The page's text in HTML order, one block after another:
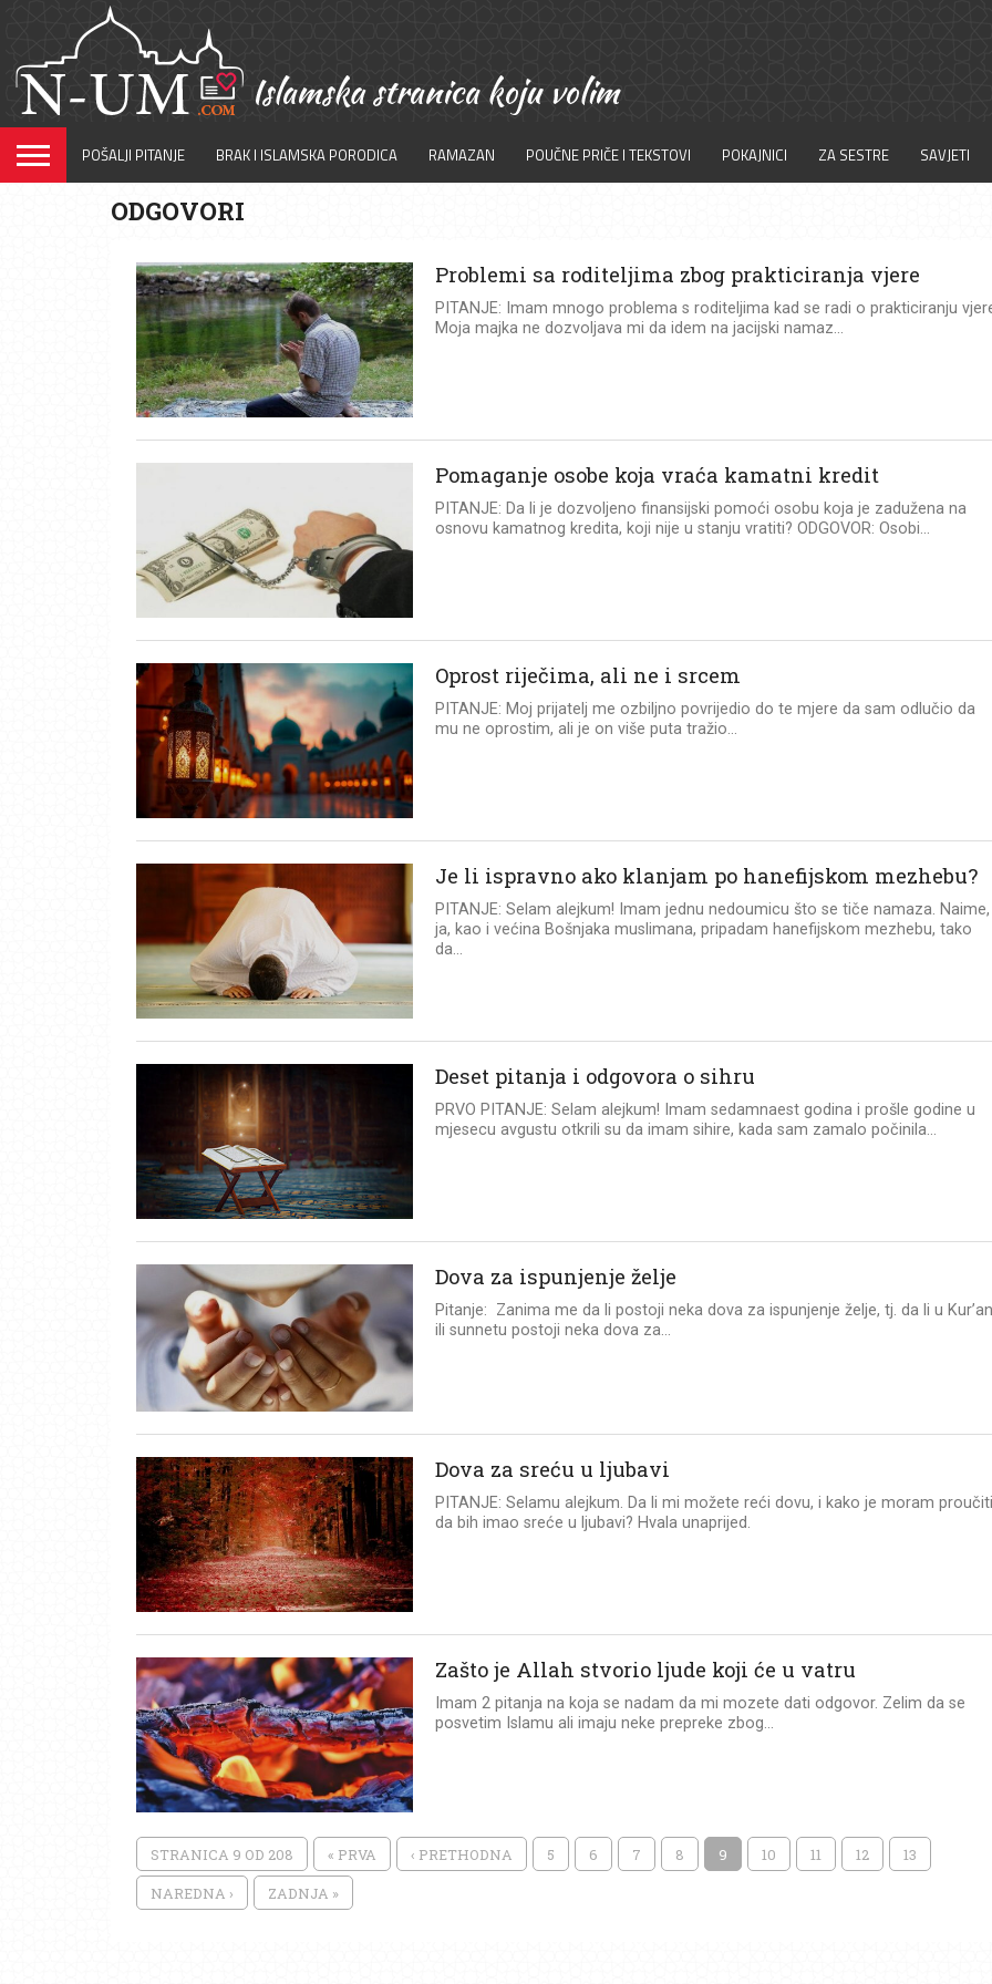
POŠALJI PITANJE BRAK I ISLAMSKA PORODICA RAMAZAN POUČNE PRIČE I TEKSTOVI POKAJNICI ZA SESTRE SAVJETI
ODGOVORI
Problemi sa roditeljima zbog prakticiranja vjere
PITANJE: Imam mnogo problema s roditeljima kad se radi o prakticiranju
Moja majka ne dozvoljava mi da idem na jacijski namaz...
Pomaganje osobe koja vraća kamatni kredit
PITANJE: Da li je dozvoljeno finansijski pomoći osobu koja je zadužena na
osnovu kamatnog kredita, koji nije u stanju vratiti? ODGOVOR: Osobi...
Oprost riječima, ali ne i srcem
PITANJE: Moj prijatelj me ozbiljno povrijedio do te mjere da sam odlučio da
mu ne oprostim, ali je on više puta tražio...
Je li ispravno ako klanjam po hanefijskom mezhebu?
PITANJE: Selam alejkum! Imam jednu nedoumicu što se tiče namaza. Naime,
ja, kao i većina Bošnjaka muslimana, pripadam hanefijskom mezhebu, tako
da...
Deset pitanja i odgovora o sihru
PRVO PITANJE: Selam alejkum! Imam sedamnaest godina i prošle godine u
mjesecu avgustu otkrili su da imam sihire, kada sam zamalo počinila...
Dova za ispunjenje želje
Pitanje: Zanima me da li postoji neka dova za ispunjenje želje, tj. da li u
ili sunnetu postoji neka dova za...
Dova za sreću u ljubavi
PITANJE: Selamu alejkum. Da li mi možete reći dovu, i kako je moram
da bih imao sreće u ljubavi? Hvala unaprijed.
Zašto je Allah stvorio ljude koji će u vatru
Imam 2 pitanja na koja se nadam da mi mozete dati odgovor. Zelim da se
posvetim Islamu ali imaju neke prepreke zbog...
STRANICA 9 OD 208 « PRVA ‹ PRETHODNA 5 6 7 8 9 10 11 12 13
NAREDNA › ZADNJA »